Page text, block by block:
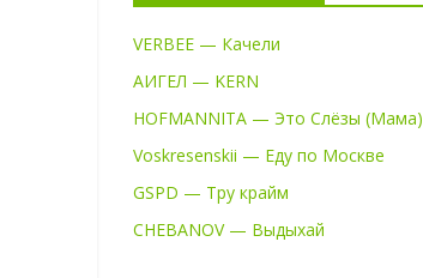
VERBEE — Качели
АИГЕЛ — KERN
HOFMANNITA — Это Слёзы (Мама)
Voskresenskii — Еду по Москве
GSPD — Тру крайм
CHEBANOV — Выдыхай